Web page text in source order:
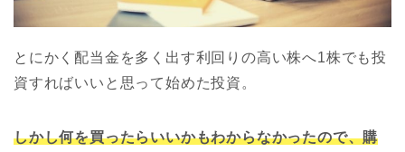
とにかく配当金を多く出す利回りの高い株へ1株でも投
資すればいいと思って始めた投資。
しかし何を買ったらいいかもわからなかったので、購